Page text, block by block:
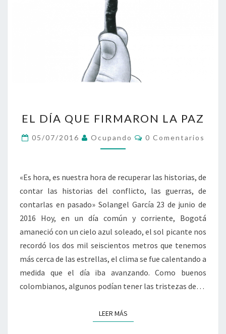
DÍA
FIRMARON
LA
EL DÍA QUE FIRMARON LA PAZ
05/07/2016 Ocupando Comentarios
0 Comentarios
«Es hora, es nuestra hora de recuperar las historias, de
contar las historias del conflicto, las guerras, de
contarlas en pasado» Solangel García 23 de junio de
2016 Hoy, en un día común y corriente, Bogotá
amaneció con un cielo azul soleado, el sol picante nos
recordó los dos mil seiscientos metros que tenemos
más cerca de las estrellas, el clima se fue calentando a
medida que el día iba avanzando. Como buenos
colombianos, algunos podían tener las tristezas de…
LEER MÁSLEER MÁS